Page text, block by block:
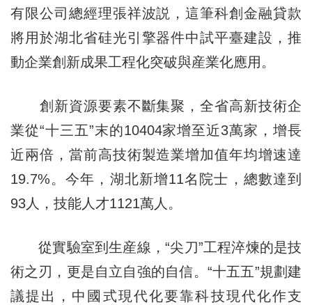
有限公司總經理張祥波説，這筆科創金融貸款
將用於湖北省硅光引擎器件中試平臺建設，推
動企業創新成果工程化突破與産業化應用。
創新資源要素不斷集聚，全省高新技術企
業從“十三五”末的10404家增至近3萬家，增長
近兩倍，當前高技術製造業增加值年均增速達
19.7%。今年，湖北新增11名院士，總數達到
93人，技能人才1121萬人。
從實驗室到生産線，“尖刀”工程淬煉的是技
術之刃，更是自立自強的自信。“十五五”規劃建
議提出，中國式現代化要靠科技現代化作支